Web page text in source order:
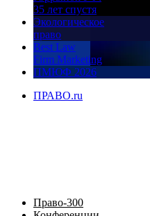
35 лет спустя
Экологическое
право
Best Law
Firm Marketing
ПМЮФ 2026
ПРАВО.ru
Право-300